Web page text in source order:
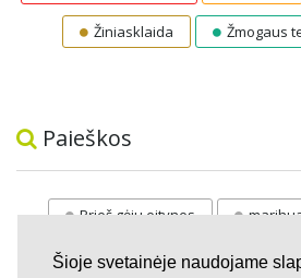
Šioje svetainėje naudojame
Žiniasklaida Žmogaus
Paieškos
Prieš gėju eitynes
STOP vaiku